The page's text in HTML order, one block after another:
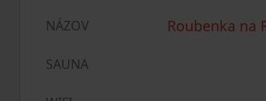
NÁZOV Roubenka na
SAUNA